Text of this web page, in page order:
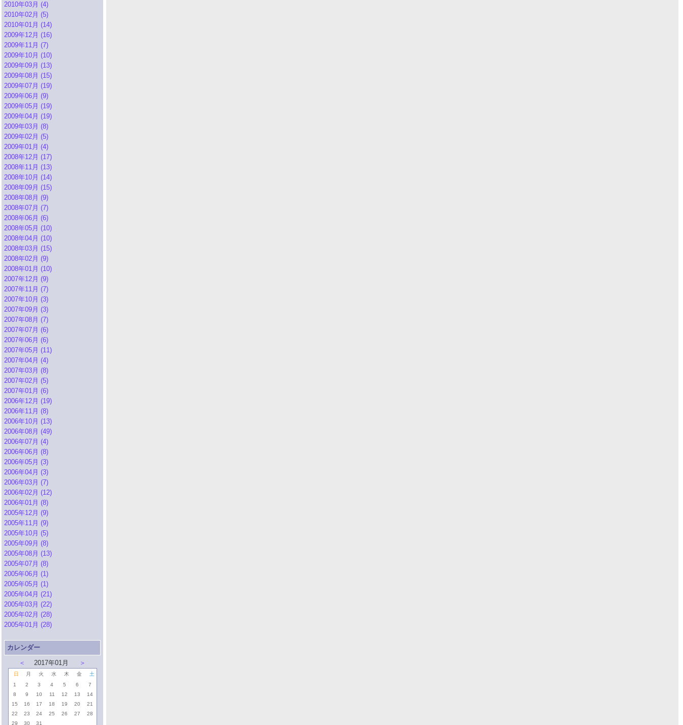
2010年03月 (4)
2010年02月 (5)
2010年01月 (14)
2009年12月 (16)
2009年11月 (7)
2009年10月 (10)
2009年09月 (13)
2009年08月 (15)
2009年07月 (19)
2009年06月 (9)
2009年05月 (19)
2009年04月 (19)
2009年03月 (8)
2009年02月 (5)
2009年01月 (4)
2008年12月 (17)
2008年11月 (13)
2008年10月 (14)
2008年09月 (15)
2008年08月 (9)
2008年07月 (7)
2008年06月 (6)
2008年05月 (10)
2008年04月 (10)
2008年03月 (15)
2008年02月 (9)
2008年01月 (10)
2007年12月 (9)
2007年11月 (7)
2007年10月 (3)
2007年09月 (3)
2007年08月 (7)
2007年07月 (6)
2007年06月 (6)
2007年05月 (11)
2007年04月 (4)
2007年03月 (8)
2007年02月 (5)
2007年01月 (6)
2006年12月 (19)
2006年11月 (8)
2006年10月 (13)
2006年08月 (49)
2006年07月 (4)
2006年06月 (8)
2006年05月 (3)
2006年04月 (3)
2006年03月 (7)
2006年02月 (12)
2006年01月 (8)
2005年12月 (9)
2005年11月 (9)
2005年10月 (5)
2005年09月 (8)
2005年08月 (13)
2005年07月 (8)
2005年06月 (1)
2005年05月 (1)
2005年04月 (21)
2005年03月 (22)
2005年02月 (28)
2005年01月 (28)
カレンダー
＜
2017年01月 ＞
日 月 火 水 木 金
土
1
2 3 4 5 6
7
8
9 10 11 12 13
14
15
16 17 18 19 20
21
22
23 24 25 26 27
28
29
30 31